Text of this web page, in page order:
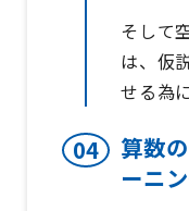
そして
は、仮
せる為
算数
ーニン